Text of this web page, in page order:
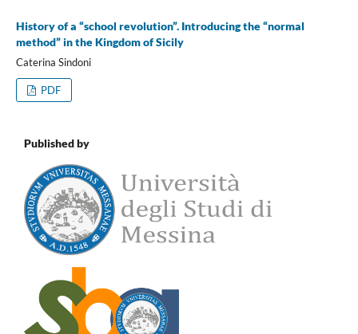
History of a “school revolution”. Introducing the “normal
method” in the Kingdom of Sicily
Caterina Sindoni
PDF
Published by